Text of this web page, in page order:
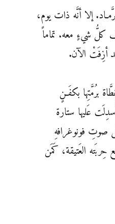
إلا أنَّه ذات يوم،
كلُّ شيءٍ معه. تماماً
أزِفَتْ الآن.
برُمَّتِها بكفَـنٍ
عَليها ستارة
صوتِ فونوغرافهِ
حِربَته العَتيقة، كَمَن